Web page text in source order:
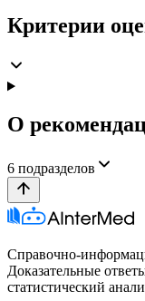
Критерии
О
6 подразделов
Справочно-
Доказательные
статистический